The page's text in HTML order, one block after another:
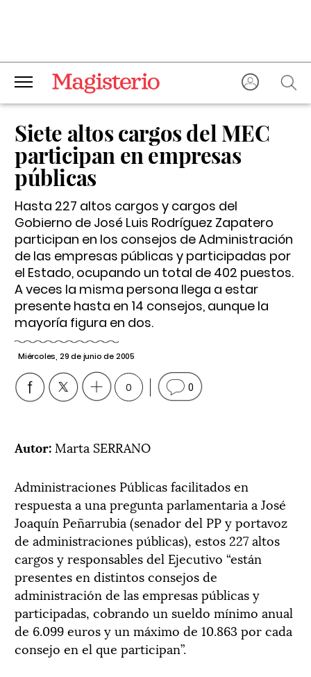
Siete altos cargos del MEC
participan en empresas
públicas
Hasta 227 altos cargos y cargos del
Gobierno de José Luis Rodríguez Zapatero
participan en los consejos de Administración
de las empresas públicas y participadas por
el Estado, ocupando un total de 402 puestos.
A veces la misma persona llega a estar
presente hasta en 14 consejos, aunque la
mayoría figura en dos.
Miércoles, 29 de junio de 2005
0 0
Autor: Marta SERRANO
Administraciones Públicas facilitados en
respuesta a una pregunta parlamentaria a José
Joaquín Peñarrubia (senador del PP y portavoz
de administraciones públicas), estos 227 altos
cargos y responsables del Ejecutivo “están
presentes en distintos consejos de
administración de las empresas públicas y
participadas, cobrando un sueldo mínimo anual
de 6.099 euros y un máximo de 10.863 por cada
consejo en el que participan”.